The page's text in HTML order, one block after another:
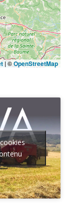
|©OpenStreetMap